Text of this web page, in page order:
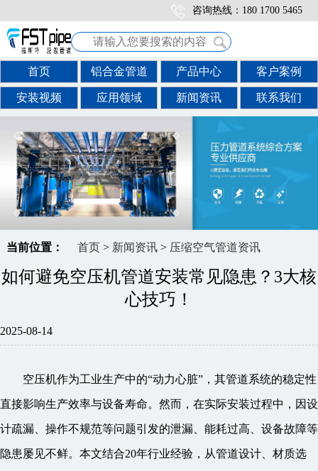
咨询热线：180 1700 5465
首页 铝合金管道 产品中心 客户案例
安装视频 应用领域 新闻资讯 联系我们
当前位置： 首页> 新闻资讯> 压缩空气管道资讯
如何避免空压机管道安装常见隐患？3大核
心技巧！
2025-08-14
空压机作为工业生产中的“动力心脏”，其管道系统的稳定性
直接影响生产效率与设备寿命。然而，在实际安装过程中，因设
计疏漏、操作不规范等问题引发的泄漏、能耗过高、设备故障等
隐患屡见不鲜。本文结合20年行业经验，从管道设计、材质选